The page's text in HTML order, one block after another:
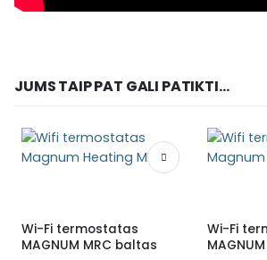
JUMS TAIP PAT GALI PATIKTI...
Wi-Fi termostatas
MAGNUM MRC baltas
Wi-Fi